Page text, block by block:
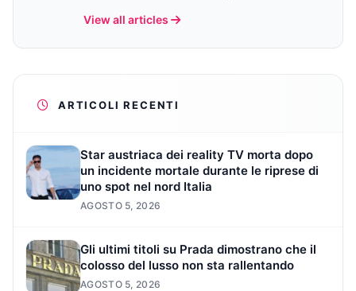
View all articles
ARTICOLI RECENTI
Star austriaca dei reality TV morta dopo
un incidente mortale durante le riprese di
uno spot nel nord Italia
AGOSTO 5, 2026
Gli ultimi titoli su Prada dimostrano che il
colosso del lusso non sta rallentando
AGOSTO 5, 2026